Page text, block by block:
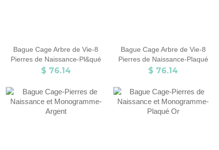
Bague Cage Arbre de Vie-8
Pierres de Naissance-Pl&qué
Or Bague Pour Mères
$ 76.14
Bague Cage Arbre de Vie-8
Pierres de Naissance-Plaqué
Or Rose Bague Pour Mères
$ 76.14